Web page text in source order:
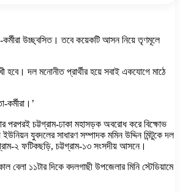
কর্মীরা উচ্ছ্বসিত। তবে কয়েকটি আসন নিয়ে তৃণমূলে
হবে। দল মনোনীত প্রার্থীর হয়ে সবাই একযোগে মাঠে
কর্মীরা।’
পরপরই চট্টগ্রাম-ঢাকা মহাসড়ক অবরোধ করে বিক্ষোভ
যুবদলের সাধারণ সম্পাদক মমিন উদ্দিন মিন্টুকে দল
২ ফটিকছড়ি, চট্টগ্রাম-১৩ সংসদীয় আসনে।
১১টার দিকে বদলগাছী উপজেলার মিনি স্টেডিয়ামে